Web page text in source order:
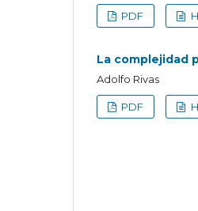
PDF
La complejidad
Adolfo Rivas
PDF